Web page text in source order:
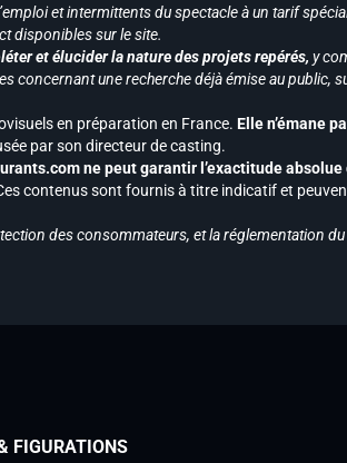
et intermittents du spectacle à un tarif
disponibles sur le site.
et élucider la nature des projets repérés, y
une recherche déjà émise au public,
en préparation en France. Elle n’émane
par son directeur de casting.
ne peut garantir l’exactitude
contenus sont fournis à titre indicatif et
des consommateurs, et la réglementation
FIGURATIONS